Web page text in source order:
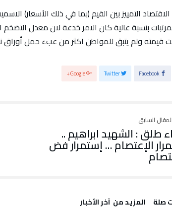
التمييز بين القيم (بما في ذلك الأسعار)
بنسبة عالية كان الامر خدعة لان معدل
قيمته ولم يتبق للمواطن اكثر من عبء حمل أوراق
Facebook
Twitter
Google+
طلق : الشهيد ابراهيم ..
الإعتصام … إستمرار فض
صلة‬ ‫المزيد من ‬ آخر الأخبار